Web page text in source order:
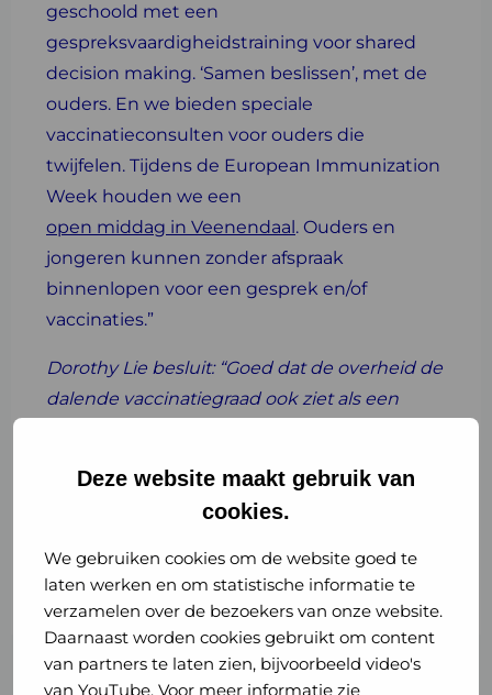
Deze website maakt gebruik van
cookies.
We gebruiken cookies om de website goed te
laten werken en om statistische informatie te
verzamelen over de bezoekers van onze website.
Daarnaast worden cookies gebruikt om content
van partners te laten zien, bijvoorbeeld video's
van YouTube. Voor meer informatie zie
geschoold met een
gespreksvaardigheidstraining voor shared
decision making. ‘Samen beslissen’, met de
ouders. En we bieden speciale
vaccinatieconsulten voor ouders die
twijfelen. Tijdens de European Immunization
Week houden we een
open middag in Veenendaal. Ouders en
jongeren kunnen zonder afspraak
binnenlopen voor een gesprek en/of
vaccinaties.”
Dorothy Lie besluit: “Goed dat de overheid de
dalende vaccinatiegraad ook ziet als een
staatssecretaris Blokhuis zich goed laat
informeren door deskundigen in het hele
land en de Vaccinatiealliantie heeft
opgericht.”